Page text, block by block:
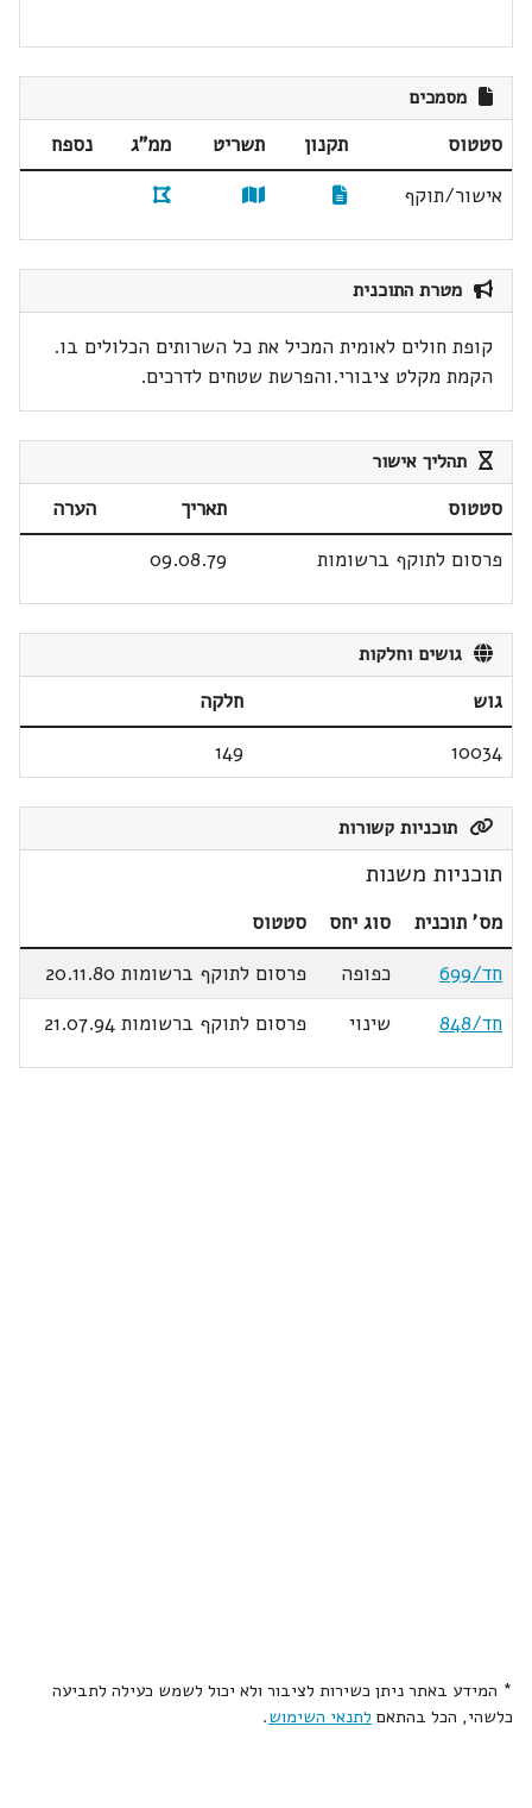
מסמכים
סטטוס תקנון תשריט ממ"ג
נספח
אישור/תוקף
מטרת התוכנית
קופת חולים לאומית המכיל את כל השרותים הכלולים בו.
הקמת מקלט ציבורי.והפרשת שטחים לדרכים.
תהליך אישור
סטטוס תאריך
הערה
פרסום לתוקף ברשומות
09.08.79
גושים וחלקות
גוש
חלקה
10034
149
תוכניות קשורות
תוכניות משנות
מס' תוכנית סוג יחס
סטטוס
חד/699
כפופה
פרסום לתוקף ברשומות 20.11.80
חד/848
שינוי פרסום לתוקף ברשומות 21.07.94
* המידע באתר ניתן כשירות לציבור ולא יכול לשמש כעילה לתביעה
כלשהי, הכל בהתאם לתנאי השימוש.